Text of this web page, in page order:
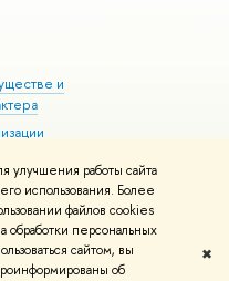
улучшения работы сайта
использования. Более
файлов cookies
обработки персональных
сайтом, вы
об
✖
и
здоровья